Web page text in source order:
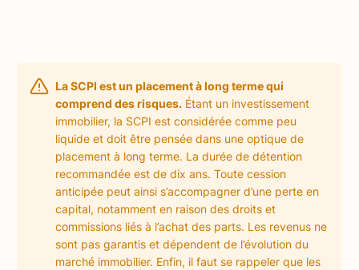
La SCPI est un placement à long terme qui
comprend des risques. Étant un investissement
immobilier, la SCPI est considérée comme peu
liquide et doit être pensée dans une optique de
placement à long terme. La durée de détention
recommandée est de dix ans. Toute cession
anticipée peut ainsi s’accompagner d’une perte en
capital, notamment en raison des droits et
commissions liés à l’achat des parts. Les revenus ne
sont pas garantis et dépendent de l’évolution du
marché immobilier. Enfin, il faut se rappeler que les